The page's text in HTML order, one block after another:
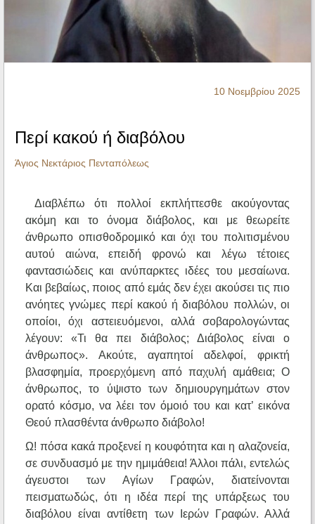
10 Νοεμβρίου 2025
Περί κακού ή διαβόλου
Άγιος Νεκτάριος Πενταπόλεως
Διαβλέπω ότι πολλοί εκπλήττεσθε ακούγοντας
ακόμη και το όνομα διάβολος, και με θεωρείτε
άνθρωπο οπισθοδρομικό και όχι του πολιτισμένου
αυτού αιώνα, επειδή φρονώ και λέγω τέτοιες
φαντασιώδεις και ανύπαρκτες ιδέες του μεσαίωνα.
Και βεβαίως, ποιος από εμάς δεν έχει ακούσει τις πιο
ανόητες γνώμες περί κακού ή διαβόλου πολλών, οι
οποίοι, όχι αστειευόμενοι, αλλά σοβαρολογώντας
λέγουν: «Τι θα πει διάβολος; Διάβολος είναι ο
άνθρωπος». Ακούτε, αγαπητοί αδελφοί, φρικτή
βλασφημία, προερχόμενη από παχυλή αμάθεια; Ο
άνθρωπος, το ύψιστο των δημιουργημάτων στον
ορατό κόσμο, να λέει τον όμοιό του και κατ’ εικόνα
Θεού πλασθέντα άνθρωπο διάβολο!
Ω! πόσα κακά προξενεί η κουφότητα και η αλαζονεία,
σε συνδυασμό με την ημιμάθεια! Άλλοι πάλι, εντελώς
άγευστοι των Αγίων Γραφών, διατείνονται
πεισματωδώς, ότι η ιδέα περί της υπάρξεως του
διαβόλου είναι αντίθετη των Ιερών Γραφών. Αλλά